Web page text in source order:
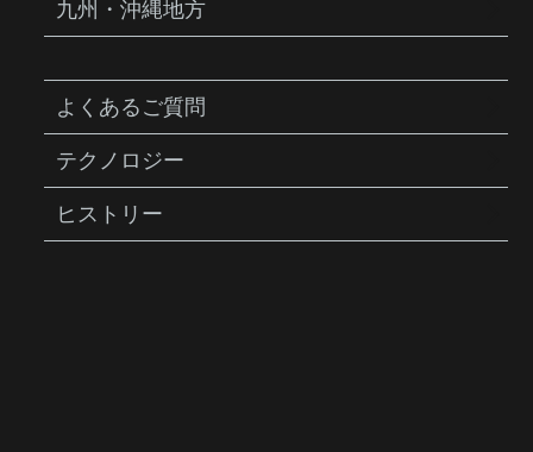
九州・沖縄地方
よくあるご質問
テクノロジー
ヒストリー
FLASHFENDER DF
フラッシュフェンダー DF